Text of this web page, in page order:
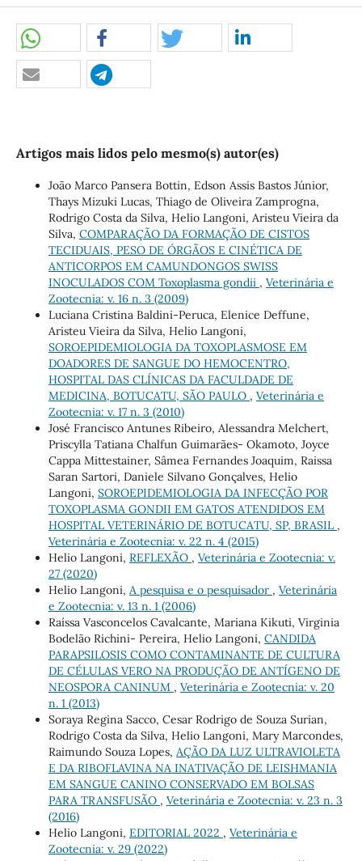
Artigos mais lidos pelo mesmo(s) autor(es)
João Marco Pansera Bottin, Edson Assis Bastos Júnior,
Thays Mizuki Lucas, Thiago de Oliveira Zamprogna,
Rodrigo Costa da Silva, Helio Langoni, Aristeu Vieira da
Silva, COMPARAÇÃO DA FORMAÇÃO DE CISTOS
TECIDUAIS, PESO DE ÓRGÃOS E CINÉTICA DE
ANTICORPOS EM CAMUNDONGOS SWISS
INOCULADOS COM Toxoplasma gondii , Veterinária e
Zootecnia: v. 16 n. 3 (2009)
Luciana Cristina Baldini-Peruca, Elenice Deffune,
Aristeu Vieira da Silva, Helio Langoni,
SOROEPIDEMIOLOGIA DA TOXOPLASMOSE EM
DOADORES DE SANGUE DO HEMOCENTRO,
HOSPITAL DAS CLÍNICAS DA FACULDADE DE
MEDICINA, BOTUCATU, SÃO PAULO , Veterinária e
Zootecnia: v. 17 n. 3 (2010)
José Francisco Antunes Ribeiro, Alessandra Melchert,
Priscylla Tatiana Chalfun Guimarães- Okamoto, Joyce
Cappa Mittestainer, Sâmea Fernandes Joaquim, Raissa
Saran Sartori, Daniele Silvano Gonçalves, Helio
Langoni, SOROEPIDEMIOLOGIA DA INFECÇÃO POR
TOXOPLASMA GONDII EM GATOS ATENDIDOS EM
HOSPITAL VETERINÁRIO DE BOTUCATU, SP, BRASIL ,
Veterinária e Zootecnia: v. 22 n. 4 (2015)
Helio Langoni, REFLEXÃO , Veterinária e Zootecnia: v.
27 (2020)
Helio Langoni, A pesquisa e o pesquisador , Veterinária
e Zootecnia: v. 13 n. 1 (2006)
Raíssa Vasconcelos Cavalcante, Mariana Kikuti, Virginia
Bodelão Richini- Pereira, Helio Langoni, CANDIDA
PARAPSILOSIS COMO CONTAMINANTE DE CULTURA
DE CÉLULAS VERO NA PRODUÇÃO DE ANTÍGENO DE
NEOSPORA CANINUM , Veterinária e Zootecnia: v. 20
n. 1 (2013)
Soraya Regina Sacco, Cesar Rodrigo de Souza Surian,
Rodrigo Costa da Silva, Helio Langoni, Mary Marcondes,
Raimundo Souza Lopes, AÇÃO DA LUZ ULTRAVIOLETA
E DA RIBOFLAVINA NA INATIVAÇÃO DE LEISHMANIA
EM SANGUE CANINO CONSERVADO EM BOLSAS
PARA TRANSFUSÃO , Veterinária e Zootecnia: v. 23 n. 3
(2016)
Helio Langoni, EDITORIAL 2022 , Veterinária e
Zootecnia: v. 29 (2022)